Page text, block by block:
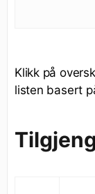
Klikk på
listen basert